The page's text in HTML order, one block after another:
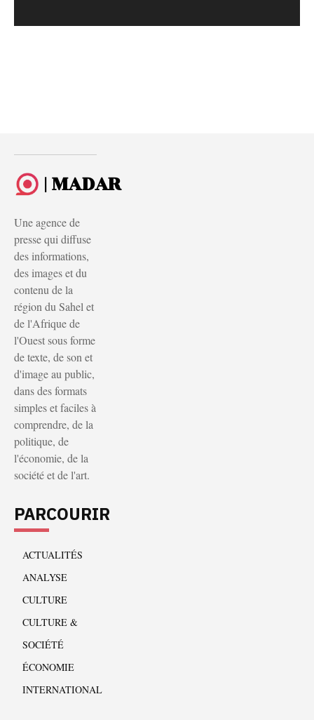
| MADAR
Une agence de
presse qui diffuse
des informations,
des images et du
contenu de la
région du Sahel et
de l'Afrique de
l'Ouest sous forme
de texte, de son et
d'image au public,
dans des formats
simples et faciles à
comprendre, de la
politique, de
l'économie, de la
société et de l'art.
PARCOURIR
ACTUALITÉS
ANALYSE
CULTURE
CULTURE &
SOCIÉTÉ
ÉCONOMIE
INTERNATIONAL